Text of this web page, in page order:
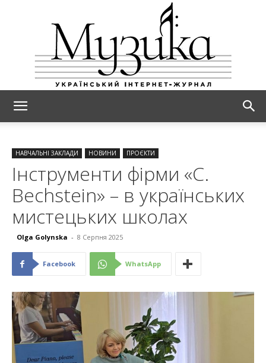
НАВЧАЛЬНІ ЗАКЛАДИ НОВИНИ ПРОЄКТИ
Інструменти фірми «C.
Bechstein» – в українських
мистецьких школах
Olga Golynska - 8 Серпня 2025
Facebook WhatsApp